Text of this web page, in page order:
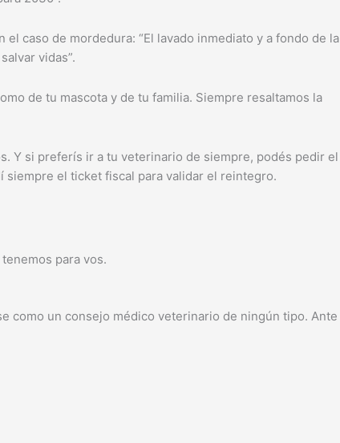
caso de mordedura: “El lavado inmediato y a fondo de la
vidas”.
de tu mascota y de tu familia. Siempre resaltamos la
Y si preferís ir a tu veterinario de siempre, podés pedir el
siempre el ticket fiscal para validar el reintegro.
para vos.
como un consejo médico veterinario de ningún tipo. Ante